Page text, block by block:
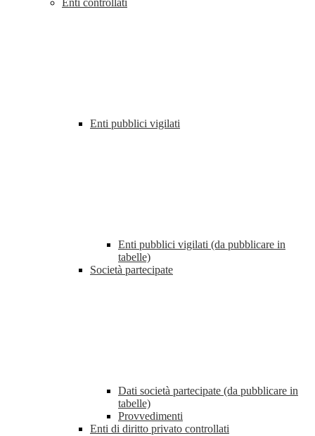
Enti controllati
Enti pubblici vigilati
Enti pubblici vigilati (da pubblicare in
tabelle)
Società partecipate
Dati società partecipate (da pubblicare in
tabelle)
Provvedimenti
Enti di diritto privato controllati